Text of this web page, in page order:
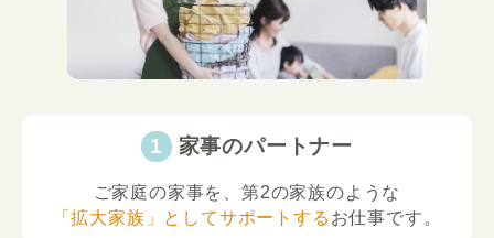
家事のパートナー
ご家庭の家事を、第2の家族のような
「拡大家族」としてサポートする お仕事です。